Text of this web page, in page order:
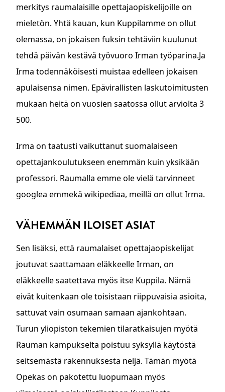
merkitys raumalaisille opettajaopiskelijoille on
mieletön. Yhtä kauan, kun Kuppilamme on ollut
olemassa, on jokaisen fuksin tehtäviin kuulunut
tehdä päivän kestävä työvuoro Irman työparina.Ja
Irma todennäköisesti muistaa edelleen jokaisen
apulaisensa nimen. Epävirallisten laskutoimitusten
mukaan heitä on vuosien saatossa ollut arviolta 3
500.
Irma on taatusti vaikuttanut suomalaiseen
opettajankoulutukseen enemmän kuin yksikään
professori. Raumalla emme ole vielä tarvinneet
googlea emmekä wikipediaa, meillä on ollut Irma.
VÄHEMMÄN ILOISET ASIAT
Sen lisäksi, että raumalaiset opettajaopiskelijat
joutuvat saattamaan eläkkeelle Irman, on
eläkkeelle saatettava myös itse Kuppila. Nämä
eivät kuitenkaan ole toisistaan riippuvaisia asioita,
sattuvat vain osumaan samaan ajankohtaan.
Turun yliopiston tekemien tilaratkaisujen myötä
Rauman kampukselta poistuu syksyllä käytöstä
seitsemästä rakennuksesta neljä. Tämän myötä
Opekas on pakotettu luopumaan myös